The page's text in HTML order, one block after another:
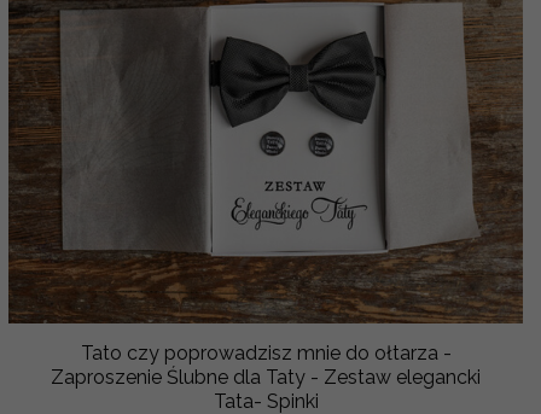
Tato czy poprowadzisz mnie do ołtarza -
Zaproszenie Ślubne dla Taty - Zestaw elegancki
Tata- Spinki